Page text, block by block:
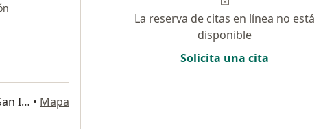
Javier Prado este 1530, San Isidro, San Isidro • Mapa
La reserva de citas en línea no está
disponible
Solicita una cita